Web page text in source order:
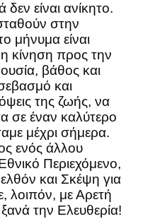
είναι ανίκητο.
στην
μήνυμα είναι
κίνηση προς την
βάθος και
και
της ζωής, να
σε έναν καλύτερο
μέχρι σήμερα.
ενός άλλου
Περιεχόμενο,
και Σκέψη για
λοιπόν, με Αρετή
την Ελευθερία!